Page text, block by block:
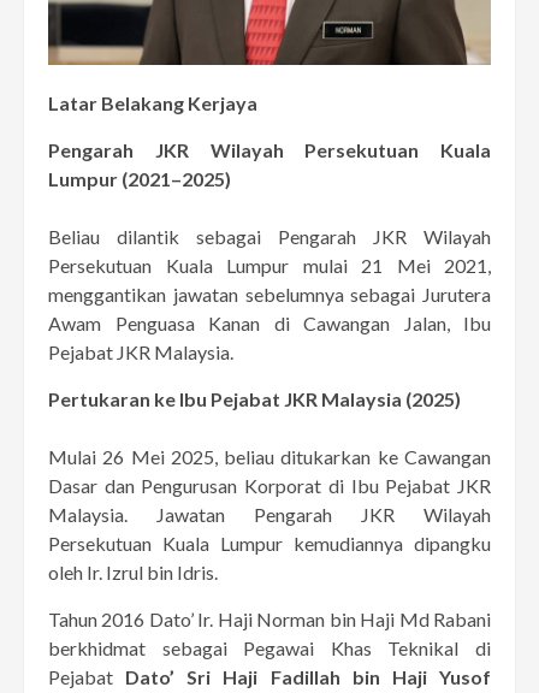
Latar Belakang Kerjaya
Pengarah JKR Wilayah Persekutuan Kuala
Lumpur (2021–2025)
Beliau dilantik sebagai Pengarah JKR Wilayah
Persekutuan Kuala Lumpur mulai 21 Mei 2021,
menggantikan jawatan sebelumnya sebagai Jurutera
Awam Penguasa Kanan di Cawangan Jalan, Ibu
Pejabat JKR Malaysia.
Pertukaran ke Ibu Pejabat JKR Malaysia (2025)
Mulai 26 Mei 2025, beliau ditukarkan ke Cawangan
Dasar dan Pengurusan Korporat di Ibu Pejabat JKR
Malaysia. Jawatan Pengarah JKR Wilayah
Persekutuan Kuala Lumpur kemudiannya dipangku
oleh Ir. Izrul bin Idris.
Tahun 2016 Dato’ Ir. Haji Norman bin Haji Md Rabani
berkhidmat sebagai Pegawai Khas Teknikal di
Pejabat Dato’ Sri Haji Fadillah bin Haji Yusof